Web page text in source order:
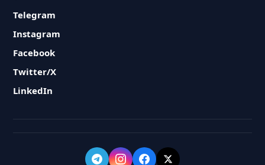
Telegram
Instagram
Facebook
Twitter/X
LinkedIn